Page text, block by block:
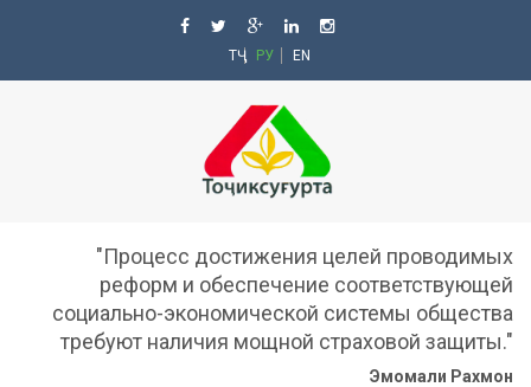
ТҶ РУ EN
"Процесс достижения целей проводимых
реформ и обеспечение соответствующей
социально-экономической системы общества
требуют наличия мощной страховой защиты."
Эмомали Рахмон